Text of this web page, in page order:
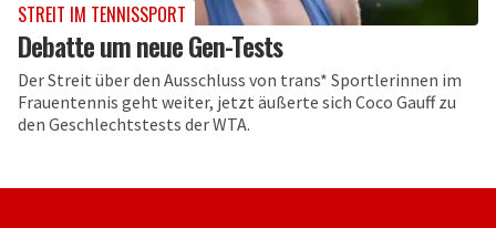
STREIT IM TENNISSPORT
Debatte um neue Gen-Tests
Der Streit über den Ausschluss von trans* Sportlerinnen im
Frauentennis geht weiter, jetzt äußerte sich Coco Gauff zu
den Geschlechtstests der WTA.